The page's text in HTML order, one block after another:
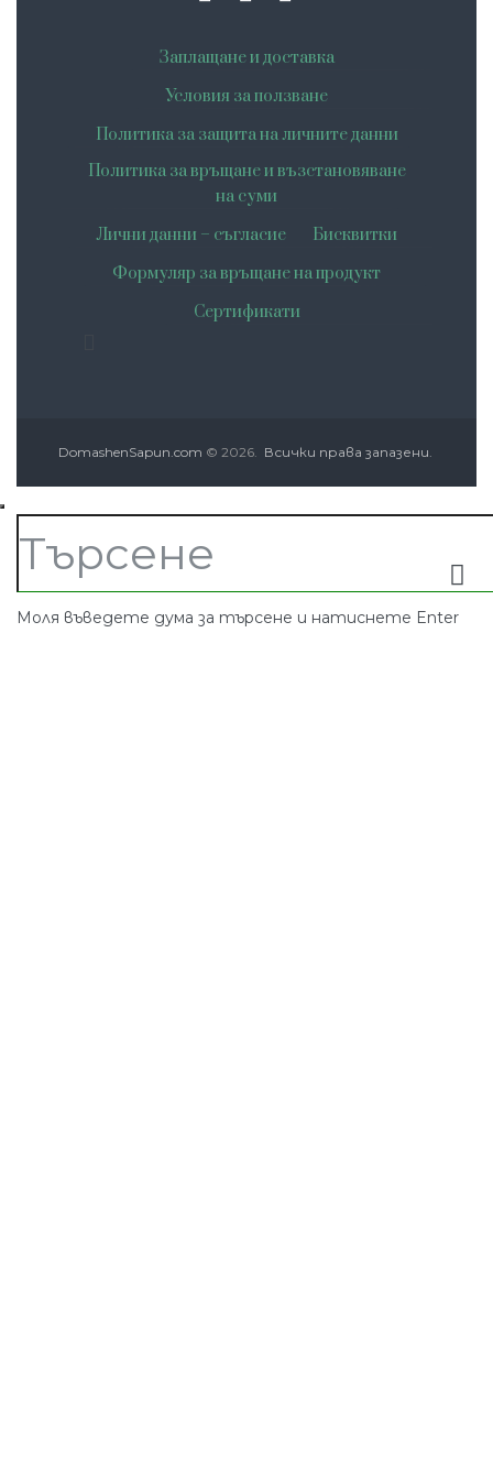
Заплащане и доставка
Условия за ползване
Политика за защита на личните данни
Политика за връщане и възстановяване
на суми
Лични данни – съгласие
Бисквитки
Формуляр за връщане на продукт
Сертификати
DomashenSapun.com © 2026. Всички права запазени.
Моля въведете дума за търсене и натиснете Enter